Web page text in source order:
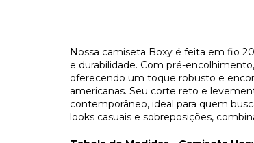
Nossa camiseta Boxy é feita em fio
e durabilidade. Com pré-
oferecendo um toque robusto e
americanas. Seu corte reto e
contemporâneo, ideal para quem
looks casuais e sobreposições,